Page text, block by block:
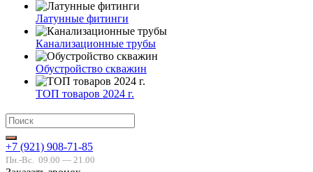
Латунные фитинги
Канализационные трубы
Обустройство скважин
ТОП товаров 2024 г.
+7 (921) 908-71-85
Пн.-Вс. 09.00 — 21.00